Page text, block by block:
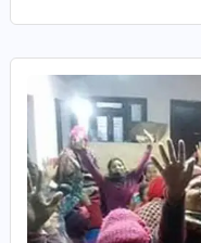
पोष्ट
पर्यटन
खबर
पोष्ट